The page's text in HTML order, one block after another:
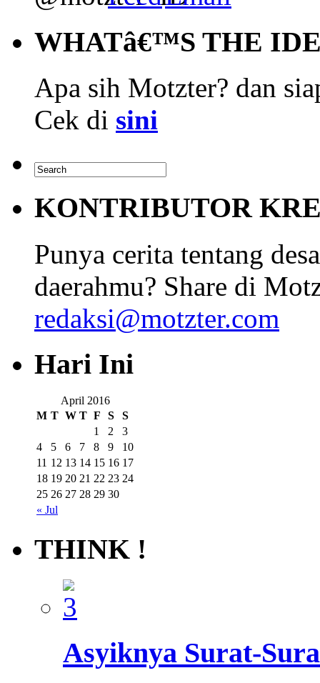
WHATâ€™S THE
Apa sih Motzter? dan
Cek di sini
KONTRIBUTOR
Punya cerita tentang
daerahmu? Share di
redaksi@motzter.com
Hari Ini
April 2016
M T W T F S S
« Jul
1 2
3
4
5 6 7 8 9
10
11 12 13 14 15 16 17
18 19 20 21 22 23 24
25 26 27 28 29 30
THINK !
Asyiknya Surat-